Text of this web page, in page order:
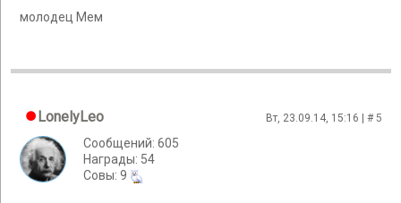
молодец Мем
LonelyLeo Вт, 23.09.14, 15:16 | #5
Сообщений: 605
Награды: 54
Cовы: 9